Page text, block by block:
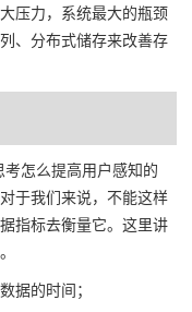
压力，系统最大的瓶颈
、分布式储存来改善存
怎么提高用户感知的
于我们来说，不能这样
指标去衡量它。这里讲
据的时间；